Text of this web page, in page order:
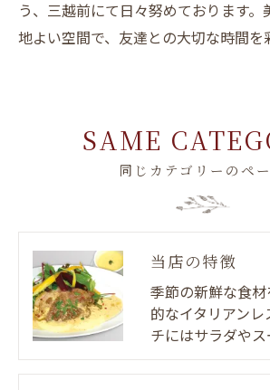
う、三越前にて日々努めております
地よい空間で、友達との大切な時間を
同じカテゴリーのペ
SAME
当店の特徴
季節の新鮮な食
的なイタリアン
チにはサラダや